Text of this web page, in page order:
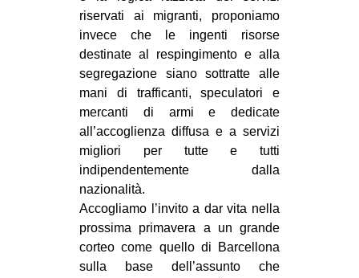
riservati ai migranti, proponiamo
invece che le ingenti risorse
destinate al respingimento e alla
segregazione siano sottratte alle
mani di trafficanti, speculatori e
mercanti di armi e dedicate
all’accoglienza diffusa e a servizi
migliori per tutte e tutti
indipendentemente dalla
nazionalità.
Accogliamo l’invito a dar vita nella
prossima primavera a un grande
corteo come quello di Barcellona
sulla base dell’assunto che